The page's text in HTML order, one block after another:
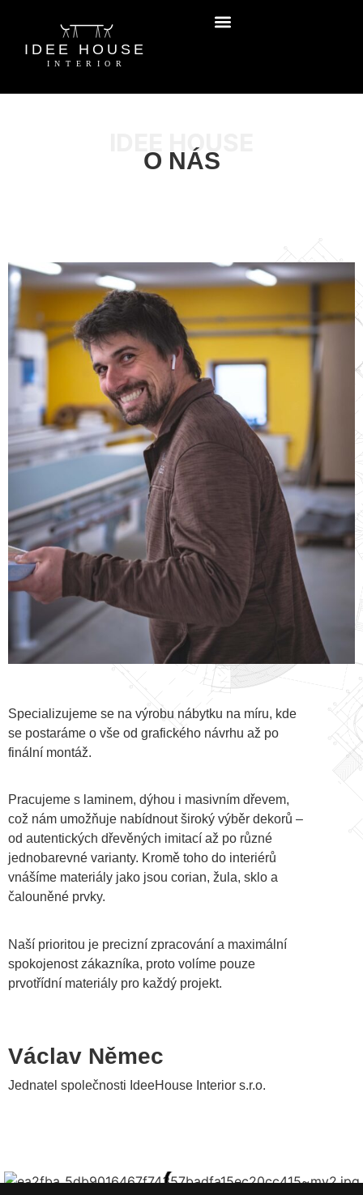
IDEE HOUSE
O NÁS
Specializujeme se na výrobu nábytku na míru, kde
se postaráme o vše od grafického návrhu až po
finální montáž.
Pracujeme s laminem, dýhou i masivním dřevem,
což nám umožňuje nabídnout široký výběr dekorů –
od autentických dřevěných imitací až po různé
jednobarevné varianty. Kromě toho do interiérů
vnášíme materiály jako jsou corian, žula, sklo a
čalouněné prvky.
Naší prioritou je precizní zpracování a maximální
spokojenost zákazníka, proto volíme pouze
prvotřídní materiály pro každý projekt.
Václav Němec
Jednatel společnosti IdeeHouse Interior s.r.o.